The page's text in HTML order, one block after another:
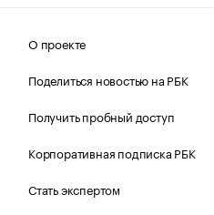
О проекте
Поделиться новостью на РБК
Получить пробный доступ
Корпоративная подписка РБК
Стать экспертом